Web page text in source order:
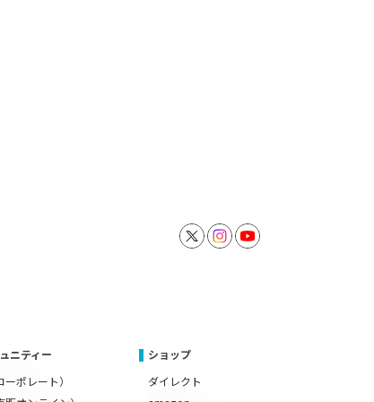
ニティー
ーポレート）
ショップ
ダイレクト